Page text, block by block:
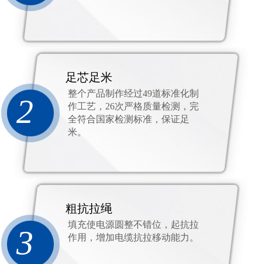
2
足芯足米
整个产品制作经过49道标准化制
作工艺，26次严格质量检测，完
全符合国家检测标准，保证足
米。
3
粗抗拉绳
填充使电源圆整不错位，起抗拉
作用，增加电缆抗拉移动能力。